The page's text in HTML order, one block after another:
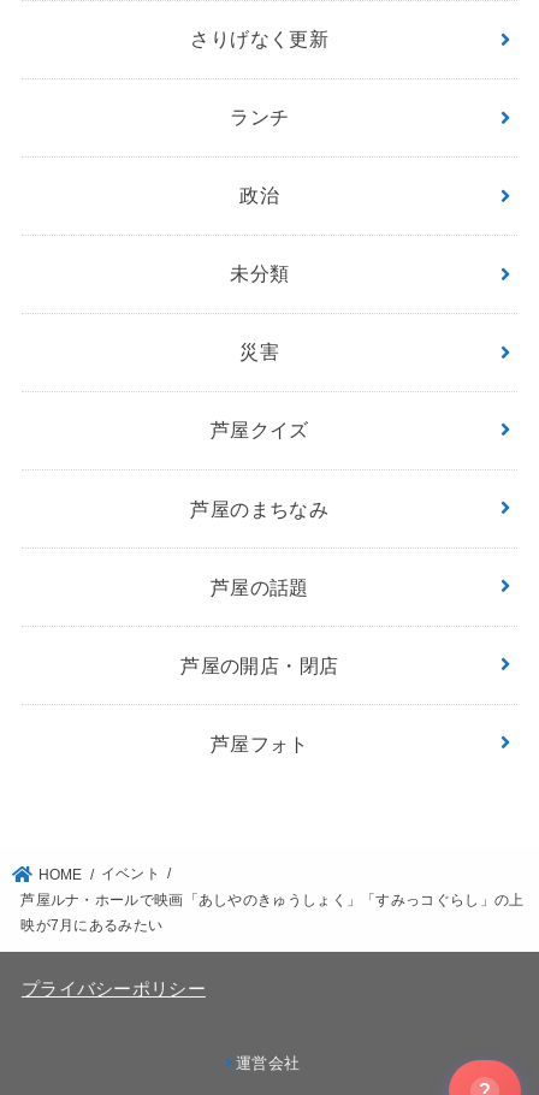
さりげなく更新
ランチ
政治
未分類
災害
芦屋クイズ
芦屋のまちなみ
芦屋の話題
芦屋の開店・閉店
芦屋フォト
HOME
イベント
芦屋ルナ・ホールで映画「あしやのきゅうしょく」「すみっコぐらし」の上
映が7月にあるみたい
プライバシーポリシー
運営会社
?